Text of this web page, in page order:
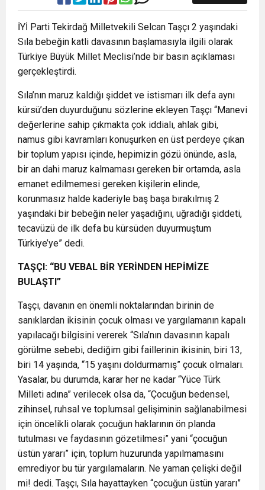
İYİ Parti Tekirdağ Milletvekili Selcan Taşçı 2 yaşındaki
Sıla bebeğin katli davasının başlamasıyla ilgili olarak
Türkiye Büyük Millet Meclisi’nde bir basın açıklaması
gerçekleştirdi.
Sıla’nın maruz kaldığı şiddet ve istismarı ilk defa aynı
kürsü’den duyurduğunu sözlerine ekleyen Taşçı “Manevi
değerlerine sahip çıkmakta çok iddialı, ahlak gibi,
namus gibi kavramları konuşurken en üst perdeye çıkan
bir toplum yapısı içinde, hepimizin gözü önünde, asla,
bir an dahi maruz kalmaması gereken bir ortamda, asla
emanet edilmemesi gereken kişilerin elinde,
korunmasız halde kaderiyle baş başa bırakılmış 2
yaşındaki bir bebeğin neler yaşadığını, uğradığı şiddeti,
tecavüzü de ilk defa bu kürsüden duyurmuştum
Türkiye’ye” dedi.
TAŞÇI: “BU VEBAL BİR YERİNDEN HEPİMİZE
BULAŞTI”
Taşçı, davanın en önemli noktalarından birinin de
sanıklardan ikisinin çocuk olması ve yargılamanın kapalı
yapılacağı bilgisini vererek “Sıla’nın davasının kapalı
görülme sebebi, dediğim gibi faillerinin ikisinin, biri 13,
biri 14 yaşında, “15 yaşını doldurmamış” çocuk olmaları.
Yasalar, bu durumda, karar her ne kadar “Yüce Türk
Milleti adına” verilecek olsa da, “Çocuğun bedensel,
zihinsel, ruhsal ve toplumsal gelişiminin sağlanabilmesi
için öncelikli olarak çocuğun haklarının ön planda
tutulması ve faydasının gözetilmesi” yani “çocuğun
üstün yararı” için, toplum huzurunda yapılmamasını
emrediyor bu tür yargılamaların. Ne yaman çelişki değil
mi! dedi. Taşçı, Sıla hayattayken “çocuğun üstün yararı”